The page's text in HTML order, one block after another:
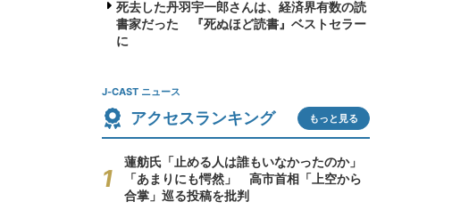
死去した丹羽宇一郎さんは、経済界有数の読
書家だった 『死ぬほど読書』ベストセラー
に
J-CAST ニュース
アクセスランキング もっと見る
蓮舫氏「止める人は誰もいなかったのか」
「あまりにも愕然」 高市首相「上空から
合掌」巡る投稿を批判